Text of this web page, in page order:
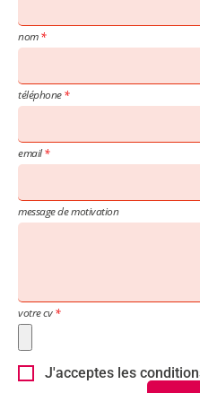
nom
téléphone
email
message de motivation
votre cv
J'acceptes les